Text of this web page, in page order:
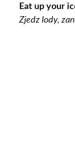
Eat up your
Zjedz lody,